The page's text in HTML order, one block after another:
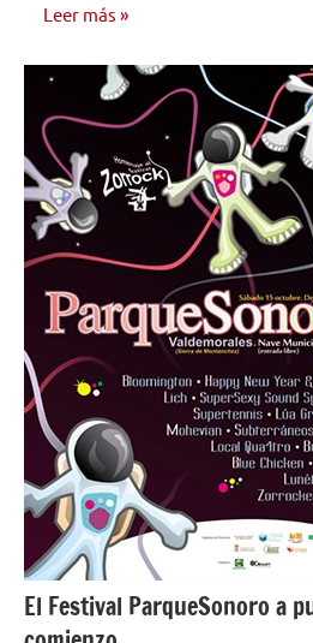
Leer más
NOTICIAS
El Festival ParqueSonoro a